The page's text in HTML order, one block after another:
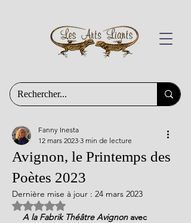
Avignon, le Printemps des
Poètes 2023
Fanny Inesta
12 mars 2023 3 min de lecture
Dernière mise à jour : 24 mars 2023
Noté NaN étoiles sur 5.
A la Fabrik Théâtre Avignon avec